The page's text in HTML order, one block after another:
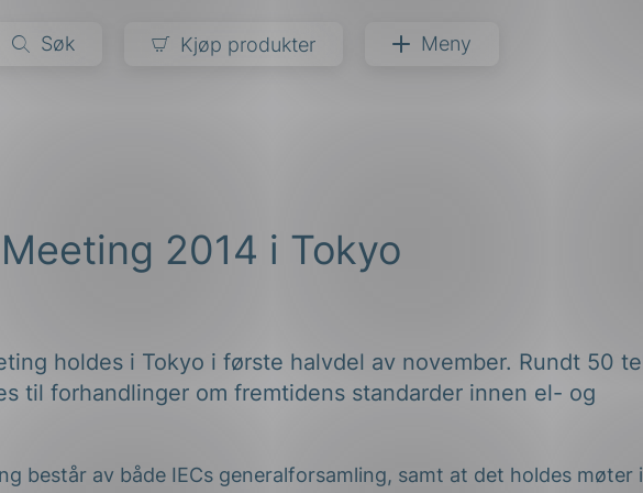
Søk Kjøp produkter Meny
2014 i Tokyo
holdes i Tokyo i første halvdel av november. Rundt 50
til forhandlinger om fremtidens standarder innen el- og
består av både IECs generalforsamling, samt at det holdes møter i